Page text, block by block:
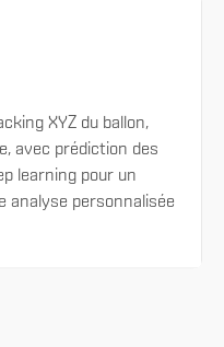
XYZ du ballon,
avec prédiction des
learning pour un
analyse personnalisée